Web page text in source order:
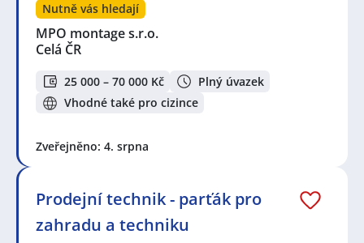
Nutně vás hledají
MPO montage s.r.o.
Celá ČR
25 000 – 70 000 Kč
Plný úvazek
Vhodné také pro cizince
Zveřejněno: 4. srpna
Prodejní technik - parťák pro
zahradu a techniku